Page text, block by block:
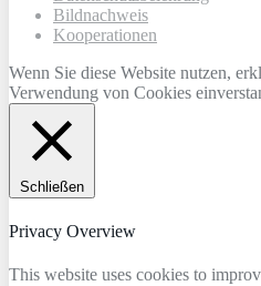
Bildnachweis
Kooperationen
Wenn Sie diese Website nutzen,
Verwendung von Cookies
Schließen
Privacy Overview
This website uses cookies to